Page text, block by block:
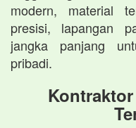
modern, material
presisi, lapangan
jangka panjang
pribadi.